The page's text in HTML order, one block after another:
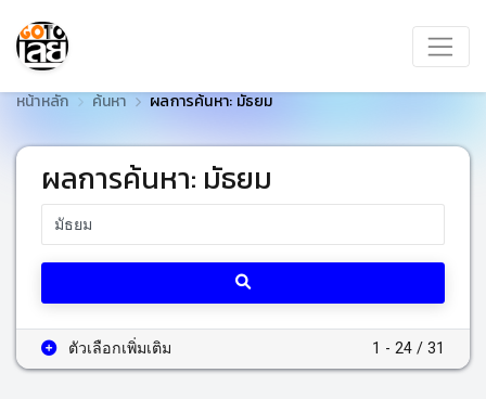
หน้าหลัก ค้นหา ผลการค้นหา: มัธยม
ผลการค้นหา: มัธยม
1 - 24 / 31
ตัวเลือกเพิ่มเติม